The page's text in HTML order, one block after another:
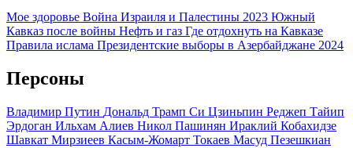
Мое здоровье Война Израиля и Палестины 2023 Южный
Кавказ после войны Нефть и газ Где отдохнуть на Кавказе
Правила ислама Президентские выборы в Азербайджане 2024
Персоны
Владимир Путин Дональд Трамп Си Цзиньпин Реджеп Тайип
Эрдоган Ильхам Алиев Никол Пашинян Ираклий Кобахидзе
Шавкат Мирзиеев Касым-Жомарт Токаев Масуд Пезешкиан